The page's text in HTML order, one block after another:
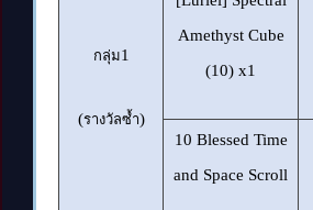
กลุ่ม1
(รางวัลซ้ำ)
Amethyst Cube
(10) x1
10 Blessed Time
and Space Scroll